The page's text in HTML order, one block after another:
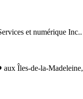
et numérique
Îles-de-la-